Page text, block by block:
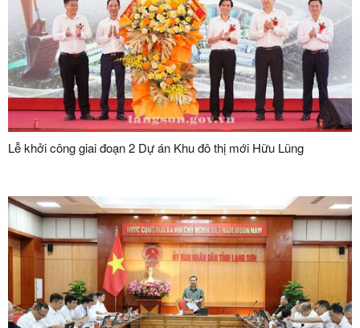
Lễ khởi công giai đoạn 2 Dự án Khu đô thị mới Hữu Lũng